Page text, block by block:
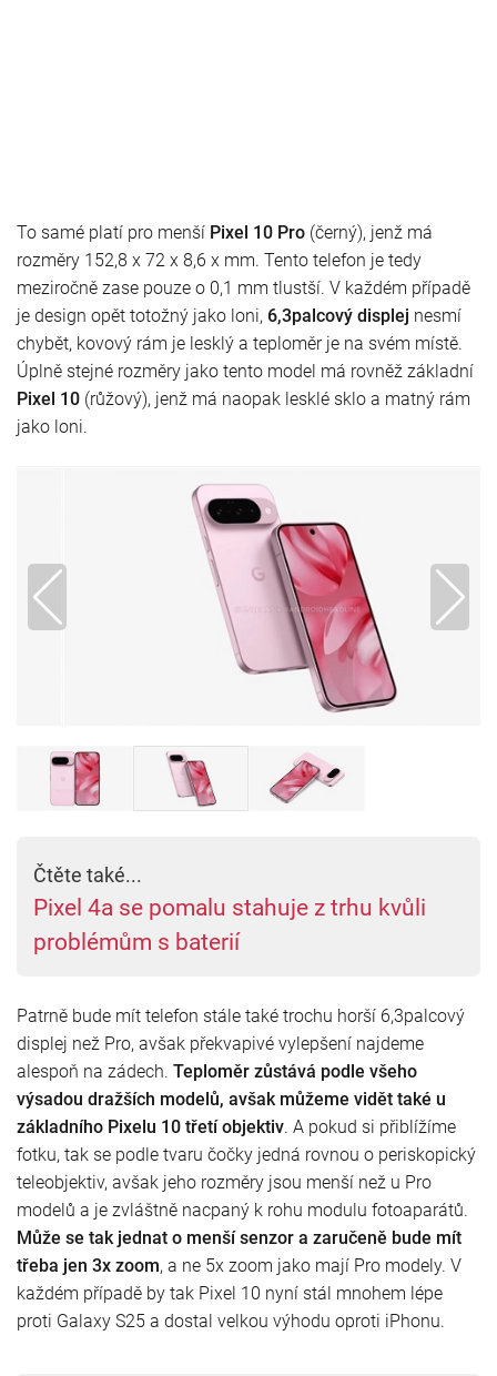
To samé platí pro menší Pixel 10 Pro (černý), jenž má
rozměry 152,8 x 72 x 8,6 x mm. Tento telefon je tedy
meziročně zase pouze o 0,1 mm tlustší. V každém případě
je design opět totožný jako loni, 6,3palcový displej nesmí
chybět, kovový rám je lesklý a teploměr je na svém místě.
Úplně stejné rozměry jako tento model má rovněž základní
Pixel 10 (růžový), jenž má naopak lesklé sklo a matný rám
jako loni.
Čtěte také...
Pixel 4a se pomalu stahuje z trhu kvůli
problémům s baterií
Patrně bude mít telefon stále také trochu horší 6,3palcový
displej než Pro, avšak překvapivé vylepšení najdeme
alespoň na zádech. Teploměr zůstává podle všeho
výsadou dražších modelů, avšak můžeme vidět také u
základního Pixelu 10 třetí objektiv. A pokud si přiblížíme
fotku, tak se podle tvaru čočky jedná rovnou o periskopický
teleobjektiv, avšak jeho rozměry jsou menší než u Pro
modelů a je zvláštně nacpaný k rohu modulu fotoaparátů.
Může se tak jednat o menší senzor a zaručeně bude mít
třeba jen 3x zoom, a ne 5x zoom jako mají Pro modely. V
každém případě by tak Pixel 10 nyní stál mnohem lépe
proti Galaxy S25 a dostal velkou výhodu oproti iPhonu.